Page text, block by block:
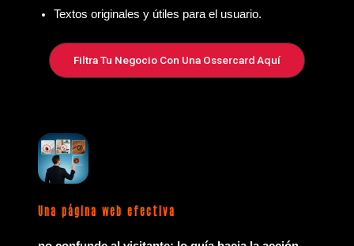
Textos originales y útiles para el usuario.
Filtra Tu Negocio Con Una Ossercard Aquí
Una página web efectiva